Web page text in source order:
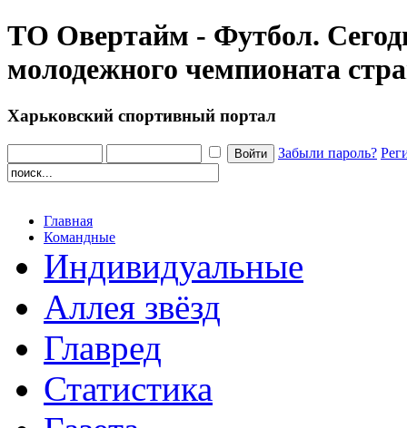
ТО Овертайм - Футбол.
молодежного чемпионата
Харьковский спортивный портал
Забыли пароль?
Главная
Командные
Индивидуальные
Аллея звёзд
Главред
Статистика